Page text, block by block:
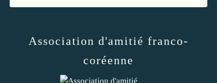
Association d'amitié franco-
coréenne